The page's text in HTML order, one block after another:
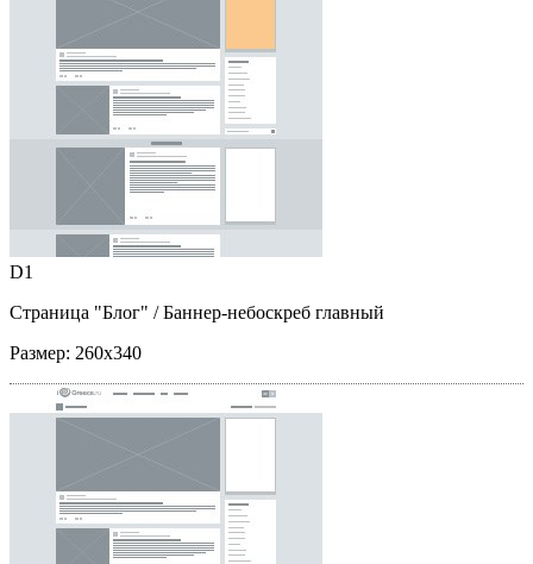
D1
Страница "Блог" / Баннер-небоскреб главный
Размер: 260x340